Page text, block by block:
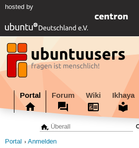
hosted by
Portal Forum Wiki Ikhaya
Portal Anmelden